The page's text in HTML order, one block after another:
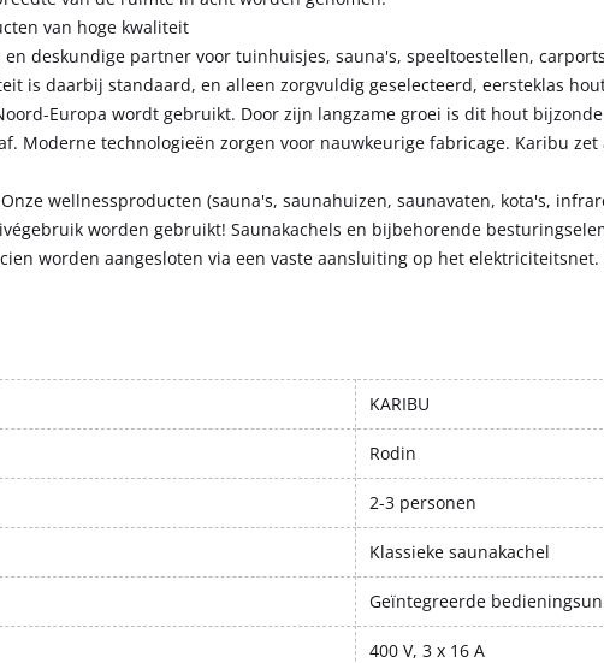
van hoge kwaliteit
deskundige partner voor tuinhuisjes, sauna's, speeltoestellen,
is daarbij standaard, en alleen zorgvuldig geselecteerd, eersteklas
Europa wordt gebruikt. Door zijn langzame groei is dit hout
Moderne technologieën zorgen voor nauwkeurige fabricage. Karibu
wellnessproducten (sauna's, saunahuizen, saunavaten, kota's,
worden gebruikt! Saunakachels en bijbehorende
worden aangesloten via een vaste aansluiting op het
KARIBU
Rodin
2-3 personen
Klassieke saunakachel
Geïntegreerde
400 V, 3 x 16 A